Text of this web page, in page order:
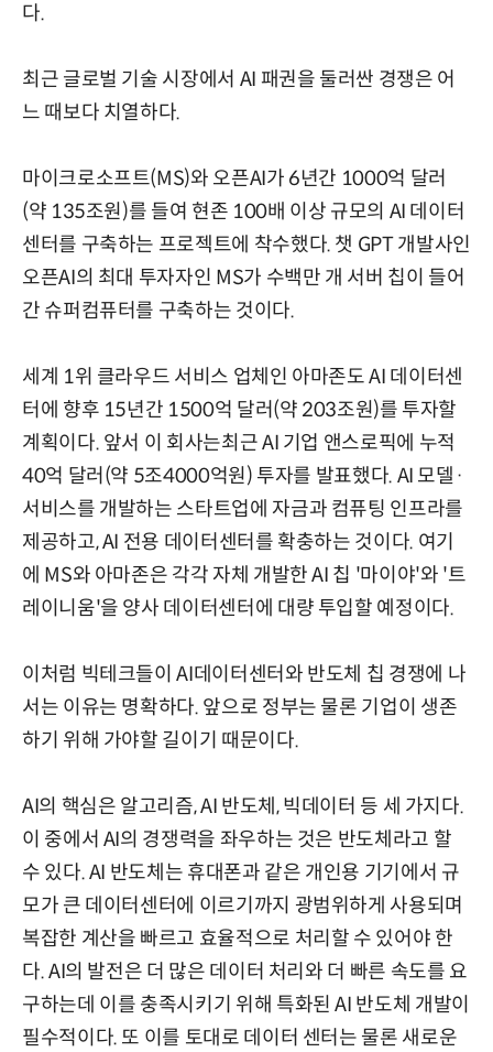
다.
최근 글로벌 기술 시장에서 AI 패권을 둘러싼 경쟁은 어
느 때보다 치열하다.
마이크로소프트(MS)와 오픈AI가 6년간 1000억 달러
(약 135조원)를 들여 현존 100배 이상 규모의 AI 데이터
센터를 구축하는 프로젝트에 착수했다. 챗 GPT 개발사인
오픈AI의 최대 투자자인 MS가 수백만 개 서버 칩이 들어
간 슈퍼컴퓨터를 구축하는 것이다.
세계 1위 클라우드 서비스 업체인 아마존도 AI 데이터센
터에 향후 15년간 1500억 달러(약 203조원)를 투자할
계획이다. 앞서 이 회사는최근 AI 기업 앤스로픽에 누적
40억 달러(약 5조4000억원) 투자를 발표했다. AI 모델·
서비스를 개발하는 스타트업에 자금과 컴퓨팅 인프라를
제공하고, AI 전용 데이터센터를 확충하는 것이다. 여기
에 MS와 아마존은 각각 자체 개발한 AI 칩 '마이야'와 '트
레이니움'을 양사 데이터센터에 대량 투입할 예정이다.
이처럼 빅테크들이 AI데이터센터와 반도체 칩 경쟁에 나
서는 이유는 명확하다. 앞으로 정부는 물론 기업이 생존
하기 위해 가야할 길이기 때문이다.
AI의 핵심은 알고리즘, AI 반도체, 빅데이터 등 세 가지다.
이 중에서 AI의 경쟁력을 좌우하는 것은 반도체라고 할
수 있다. AI 반도체는 휴대폰과 같은 개인용 기기에서 규
모가 큰 데이터센터에 이르기까지 광범위하게 사용되며
복잡한 계산을 빠르고 효율적으로 처리할 수 있어야 한
다. AI의 발전은 더 많은 데이터 처리와 더 빠른 속도를 요
구하는데 이를 충족시키기 위해 특화된 AI 반도체 개발이
필수적이다. 또 이를 토대로 데이터 센터는 물론 새로운